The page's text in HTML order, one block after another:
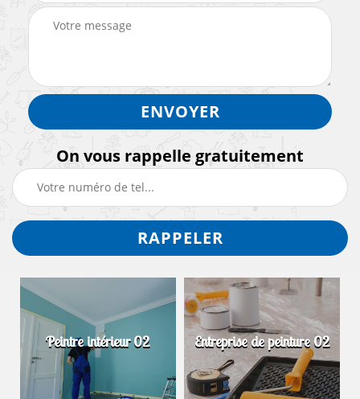
On vous rappelle gratuitement
Peintre intérieur 02 Entreprise de peinture 02